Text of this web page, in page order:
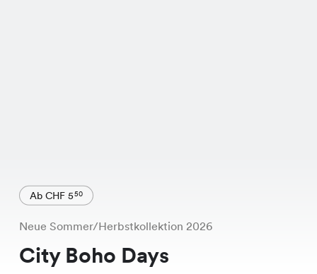
Ab CHF 550
Neue Sommer/Herbstkollektion 2026
City Boho Days